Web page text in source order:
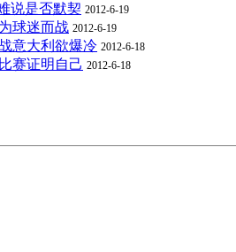
说是否默契 2012-6-19
球迷而战 2012-6-19
意大利欲爆冷 2012-6-18
赛证明自己 2012-6-18